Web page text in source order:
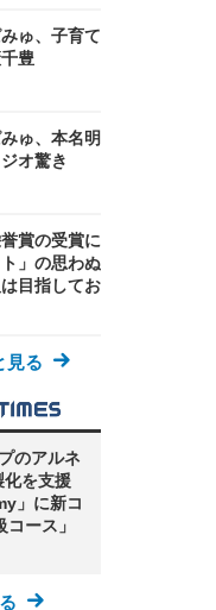
ゅ、子育て
豊
ゅ、本名明
オ驚き
賞の受賞に
」の思わぬ
目指してお
見る
のアルネ
化を支援
」に新コ
ース」